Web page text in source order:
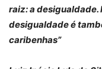
raiz: a desigualdade.
desigualdade é
caribenhas”